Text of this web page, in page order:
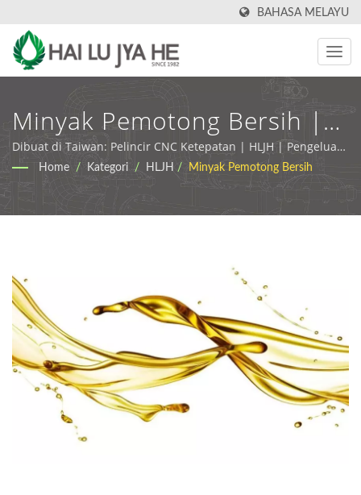
BAHASA MELAYU
Minyak Pemotong Bersih |
Cecair Pemesinan Logam &
Penyelesaian Pelincir Khas |
HLJH
Dibuat di Taiwan: Pelincir CNC Ketepatan | HLJH | Pengeluar
& Pembekal Pelincir Industri & Cecair Pemesinan di Taiwan
Home / Kategori / HLJH / Minyak Pemotong Bersih